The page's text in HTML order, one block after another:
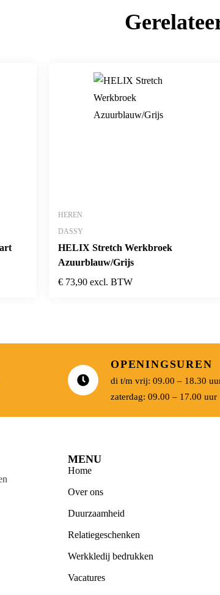
HEREN
DASSY
HELIX Stretch Werkbroek
Azuurblauw/Grijs
€ 73,90 excl. BTW
OPENINGSUREN
di t/m vrij: 09.00 – 18.30
zaterdag: 09.00 – 17.00 uur
MENU
Home
Over ons
Duurzaamheid
Relatiegeschenken
Werkkledij bedrukken
Vacatures